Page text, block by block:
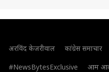
अरविंद केजरीवाल कांग्रेस समाचार
#NewsBytesExclusive
आम